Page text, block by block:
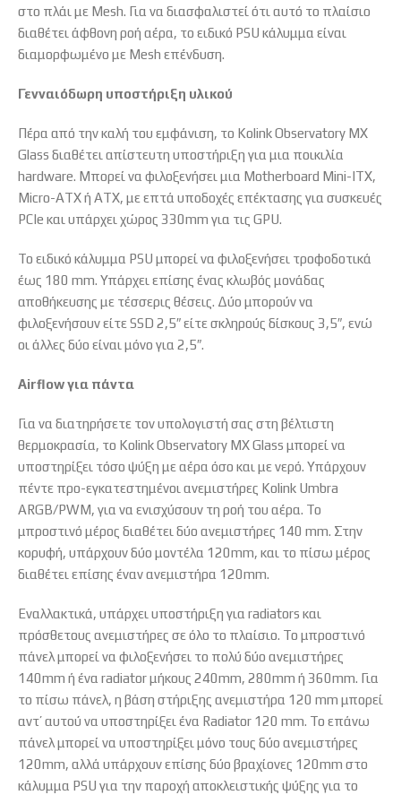
στο πλάι με Mesh. Για να διασφαλιστεί ότι αυτό το πλαίσιο
διαθέτει άφθονη ροή αέρα, το ειδικό PSU κάλυμμα είναι
διαμορφωμένο με Mesh επένδυση.
Γενναιόδωρη υποστήριξη υλικού
Πέρα από την καλή του εμφάνιση, το Kolink Observatory MX
Glass διαθέτει απίστευτη υποστήριξη για μια ποικιλία
hardware. Μπορεί να φιλοξενήσει μια Motherboard Mini-ITX,
Micro-ATX ή ATX, με επτά υποδοχές επέκτασης για συσκευές
PCIe και υπάρχει χώρος 330mm για τις GPU.
Το ειδικό κάλυμμα PSU μπορεί να φιλοξενήσει τροφοδοτικά
έως 180 mm. Υπάρχει επίσης ένας κλωβός μονάδας
αποθήκευσης με τέσσερις θέσεις. Δύο μπορούν να
φιλοξενήσουν είτε SSD 2,5″ είτε σκληρούς δίσκους 3,5″, ενώ
οι άλλες δύο είναι μόνο για 2,5″.
Airflow για πάντα
Για να διατηρήσετε τον υπολογιστή σας στη βέλτιστη
θερμοκρασία, το Kolink Observatory MX Glass μπορεί να
υποστηρίξει τόσο ψύξη με αέρα όσο και με νερό. Υπάρχουν
πέντε προ-εγκατεστημένοι ανεμιστήρες Kolink Umbra
ARGB/PWM, για να ενισχύσουν τη ροή του αέρα. Το
μπροστινό μέρος διαθέτει δύο ανεμιστήρες 140 mm. Στην
κορυφή, υπάρχουν δύο μοντέλα 120mm, και το πίσω μέρος
διαθέτει επίσης έναν ανεμιστήρα 120mm.
Εναλλακτικά, υπάρχει υποστήριξη για radiators και
πρόσθετους ανεμιστήρες σε όλο το πλαίσιο. Το μπροστινό
πάνελ μπορεί να φιλοξενήσει το πολύ δύο ανεμιστήρες
140mm ή ένα radiator μήκους 240mm, 280mm ή 360mm. Για
το πίσω πάνελ, η βάση στήριξης ανεμιστήρα 120 mm μπορεί
αντ’ αυτού να υποστηρίξει ένα Radiator 120 mm. Το επάνω
πάνελ μπορεί να υποστηρίξει μόνο τους δύο ανεμιστήρες
120mm, αλλά υπάρχουν επίσης δύο βραχίονες 120mm στο
κάλυμμα PSU για την παροχή αποκλειστικής ψύξης για το